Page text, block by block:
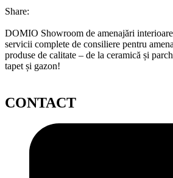
Share:
DOMIO Showroom de amenajări
servicii complete de consiliere pentru
produse de calitate – de la ceramică și
tapet și gazon!
CONTACT